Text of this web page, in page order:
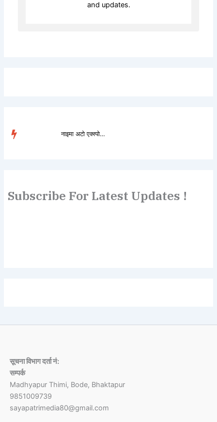
and updates.
नाइमा अटो एक्स्पोमा डो...
Subscribe For Latest Updates !
सूचना विभाग दर्ता नं:
सम्पर्क
Madhyapur Thimi, Bode, Bhaktapur
9851009739
sayapatrimedia80@gmail.com